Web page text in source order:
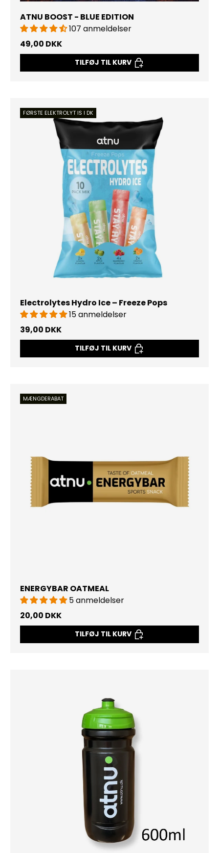
ATNU BOOST - BLUE EDITION
107 anmeldelser
49,00 DKK
TILFØJ TIL KURV
FØRSTE ELEKTROLYT IS I DK
Electrolytes Hydro Ice – Freeze Pops
15 anmeldelser
39,00 DKK
TILFØJ TIL KURV
MÆNGDERABAT
ENERGYBAR OATMEAL
5 anmeldelser
20,00 DKK
TILFØJ TIL KURV